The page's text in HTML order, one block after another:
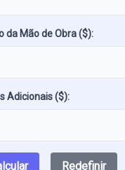
da Mão de Obra ($):
Adicionais ($):
Redefinir